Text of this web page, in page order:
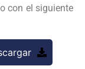
con el siguiente